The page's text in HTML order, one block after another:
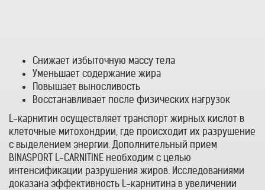
Снижает избыточную массу тела
Уменьшает содержание жира
Повышает выносливость
Восстанавливает после физических нагрузок
L-карнитин осуществляет транспорт жирных кислот в
клеточные митохондрии, где происходит их разрушение
с выделением энергии. Дополнительный прием
BINASPORT L-CARNITINE необходим c целью
интенсификации разрушения жиров. Исследованиями
доказана эффективность L-карнитина в увеличении